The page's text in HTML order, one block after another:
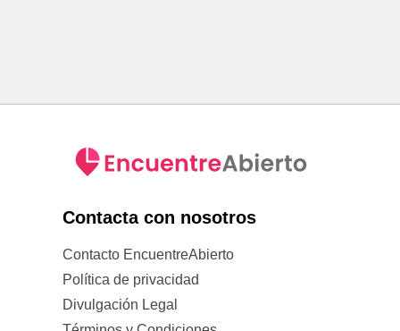
Contacta con nosotros
Contacto EncuentreAbierto
Política de privacidad
Divulgación Legal